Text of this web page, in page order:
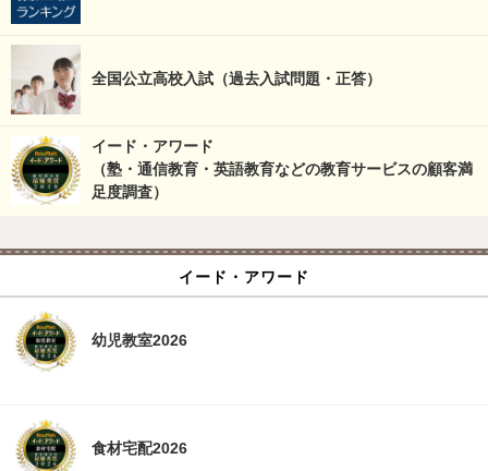
全国公立高校入試（過去入試問題・正答）
イード・アワード
（塾・通信教育・英語教育などの教育サービスの顧客満
足度調査）
イード・アワード
幼児教室2026
食材宅配2026